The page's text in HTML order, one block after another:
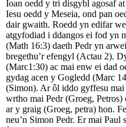
Ioan oedd y tri disgybl agosaf
Iesu oedd y Meseia, ond pan
dair gwaith. Roedd yn edifar
atgyfodiad i ddangos ei fod yn
(Math 16:3) daeth Pedr yn
bregethu’r efengyl (Actau 2).
(Marc1:30) ac mai enw ei dad
gydag acen y Gogledd (Marc
(Simon). Ar ôl iddo gyffesu
wrtho mai Pedr (Groeg, Petros)
ar y graig (Groeg, petra) hon.
neu’n Simon Pedr. Er mai Paul